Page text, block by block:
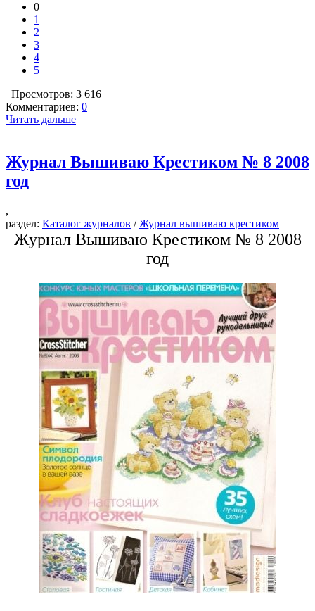
0
1
2
3
4
5
Просмотров: 3 616
Комментариев: 0
Читать дальше
Журнал Вышиваю Крестиком № 8 2008
год
,
раздел: Каталог журналов /Журнал вышиваю крестиком
Журнал Вышиваю Крестиком № 8 2008
год